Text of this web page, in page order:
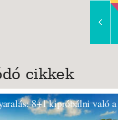
cikkek
8+1 kipróbálni való a